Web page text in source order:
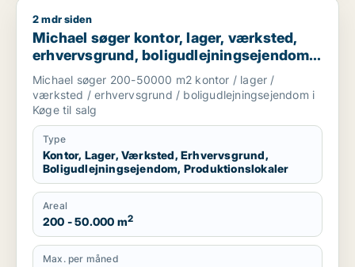
Michael søger kontor, lager, værksted, erhvervsgrund,
2 mdr siden
Michael søger kontor, lager, værksted,
erhvervsgrund, boligudlejningsejendom
eller produktionslokaler til salg i Køge
Michael søger 200-50000 m2 kontor / lager /
værksted / erhvervsgrund / boligudlejningsejendom i
Køge til salg
Type
Kontor, Lager, Værksted, Erhvervsgrund,
Boligudlejningsejendom, Produktionslokaler
Areal
200 - 50.000 m2
Max. per måned